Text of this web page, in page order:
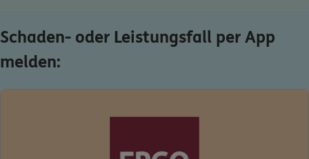
Schaden- oder Leistungsfall per App
melden: